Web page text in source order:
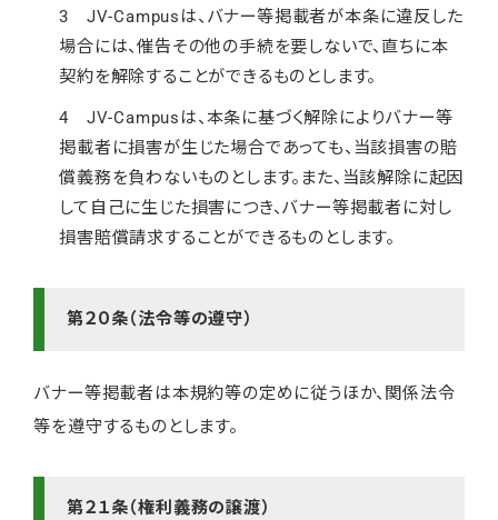
3 JV-Campusは、バナー等掲載者が本条に違反した
場合には、催告その他の手続を要しないで、直ちに本
契約を解除することができるものとします。
4 JV-Campusは、本条に基づく解除によりバナー等
掲載者に損害が生じた場合であっても、当該損害の賠
償義務を負わないものとします。また、当該解除に起因
して自己に生じた損害につき、バナー等掲載者に対し
損害賠償請求することができるものとします。
第２０条（法令等の遵守）
バナー等掲載者は本規約等の定めに従うほか、関係法令
等を遵守するものとします。
第２１条（権利義務の譲渡）